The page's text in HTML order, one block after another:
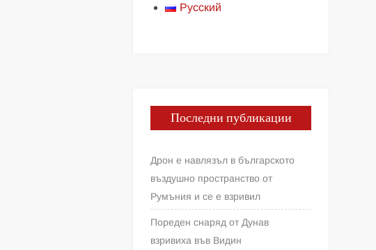
Русский
Последни публикации
Дрон е навлязъл в българското
въздушно пространство от
Румъния и се е взривил
Пореден снаряд от Дунав
взривиха във Видин